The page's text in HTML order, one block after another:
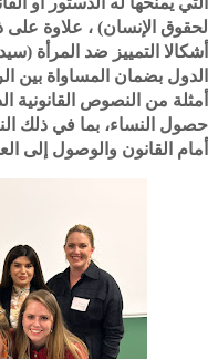
لحقوق الإنسان) ، علاوة على
الدول بضمان المساواة بين
أمثلة من النصوص القانونية
حصول النساء، بما في ذلك
أمام القانون والوصول إلى